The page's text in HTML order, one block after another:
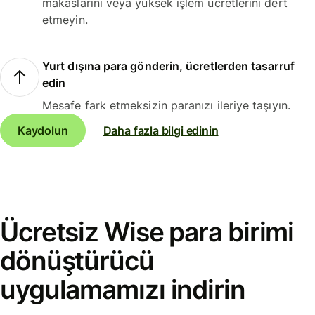
makaslarını veya yüksek işlem ücretlerini dert
etmeyin.
Yurt dışına para gönderin, ücretlerden tasarruf
edin
Mesafe fark etmeksizin paranızı ileriye taşıyın.
Kaydolun
Daha fazla bilgi edinin
Ücretsiz Wise para birimi
dönüştürücü
uygulamamızı indirin